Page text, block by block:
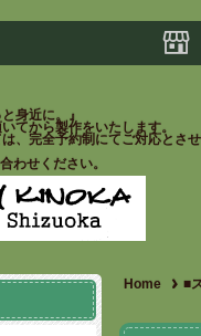
身近に。』
てから製作をいたします。
、完全予約制にてご対応とさせ
わせください。
Home ■